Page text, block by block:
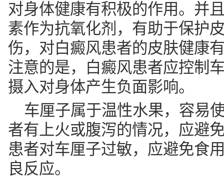
对身体健康有积极的作用。并
素作为抗氧化剂，有助于保护
伤，对白癜风患者的皮肤健康
注意的是，白癜风患者应控制
摄入对身体产生负面影响。
车厘子属于温性水果，容易
者有上火或腹泻的情况，应避
患者对车厘子过敏，应避免食
良反应。